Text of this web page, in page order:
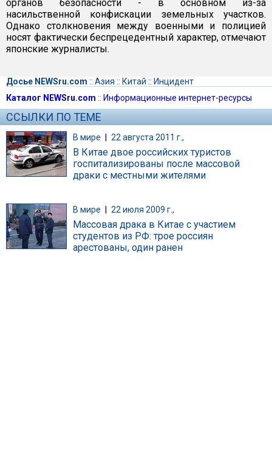
органов безопасности - в основном из-за
насильственной конфискации земельных участков.
Однако столкновения между военными и полицией
носят фактически беспрецедентный характер, отмечают
японские журналисты.
Досье NEWSru.com :: Азия :: Китай :: Инцидент
Каталог NEWSru.com :: Информационные интернет-ресурсы
ССЫЛКИ ПО ТЕМЕ
В мире | 22 августа 2011 г.,
В Китае двое российских туристов
госпитализированы после массовой
драки с местными жителями
В мире 22 июля 2009 г.,
Массовая драка в Китае с участием
студентов из РФ: трое россиян
арестованы, один ранен